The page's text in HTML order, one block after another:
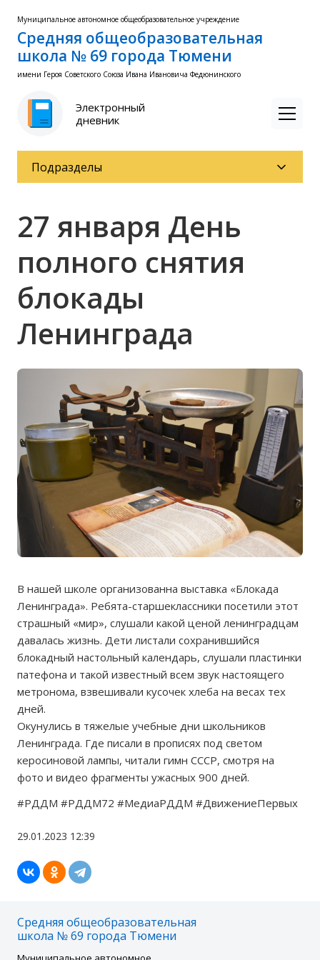
Муниципальное автономное общеобразовательное учреждение
Средняя общеобразовательная
школа № 69 города Тюмени
имени Героя Советского Союза Ивана Ивановича Федюнинского
Электронный
дневник
Подразделы
27 января День
полного снятия
блокады
Ленинграда
В нашей школе организованна выставка «Блокада
Ленинграда». Ребята-старшеклассники посетили этот
страшный «мир», слушали какой ценой ленинградцам
давалась жизнь. Дети листали сохранившийся
блокадный настольный календарь, слушали пластинки
патефона и такой известный всем звук настоящего
метронома, взвешивали кусочек хлеба на весах тех
дней.
Окунулись в тяжелые учебные дни школьников
Ленинграда. Где писали в прописях под светом
керосиновой лампы, читали гимн СССР, смотря на
фото и видео фрагменты ужасных 900 дней.
#РДДМ #РДДМ72 #МедиаРДДМ #ДвижениеПервых
29.01.2023 12:39
Средняя общеобразовательная
школа № 69 города Тюмени